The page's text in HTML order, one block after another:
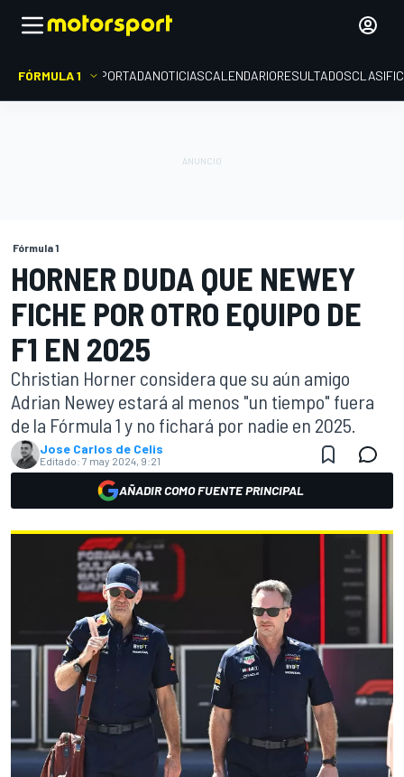
FÓRMULA 1 PORTADANOTICIASCALENDARIORESULTADOS
Fórmula 1
HORNER DUDA QUE NEWEY
FICHE POR OTRO EQUIPO DE
F1 EN 2025
Christian Horner considera que su aún amigo
Adrian Newey estará al menos "un tiempo" fuera
de la Fórmula 1 y no fichará por nadie en 2025.
Jose Carlos de Celis
Editado: 7 may 2024, 9:21
AÑADIR COMO FUENTE PRINCIPAL